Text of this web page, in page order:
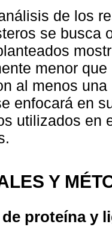
de los
se busca
menor
al menos
enfocará en
utilizados en
Y
proteína y